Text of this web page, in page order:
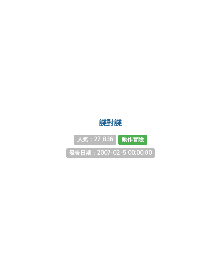
諜對諜
人氣：27,836
動作冒險
發表日期：2007-02-5 00:00:00